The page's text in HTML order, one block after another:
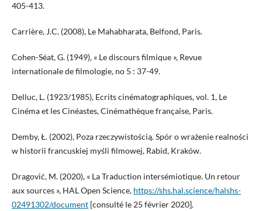
405-413.
Carrière, J.C. (2008), Le Mahabharata, Belfond, Paris.
Cohen-Séat, G. (1949), « Le discours filmique », Revue
internationale de filmologie, no 5 : 37-49.
Delluc, L. (1923/1985), Ecrits cinématographiques, vol. 1, Le
Cinéma et les Cinéastes, Cinémathèque française, Paris.
Demby, Ł. (2002), Poza rzeczywistością. Spór o wrażenie realności
w historii francuskiej myśli filmowej, Rabid, Kraków.
Dragović, M. (2020), « La Traduction intersémiotique. Un retour
aux sources », HAL Open Science, https://shs.hal.science/halshs-
02491302/document[consulté le 25 février 2020].